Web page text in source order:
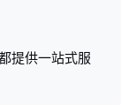
提供一站式服